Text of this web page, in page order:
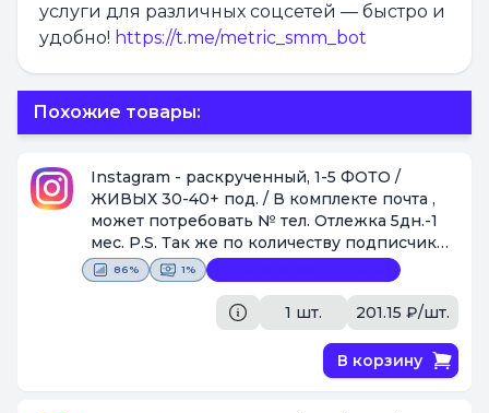
услуги для различных соцсетей — быстро и
удобно! https://t.me/metric_smm_bot
Похожие товары:
Instagram - раскрученный, 1-5 ФОТО /
ЖИВЫХ 30-40+ под. / В комплекте почта ,
может потребовать № тел. Отлежка 5дн.-1
мес. P.S. Так же по количеству подписчиков
может быть ,как + так и небольшой - .
[Поставщик #44]
86% 1%
1 шт. 201.15 ₽/шт.
В корзину